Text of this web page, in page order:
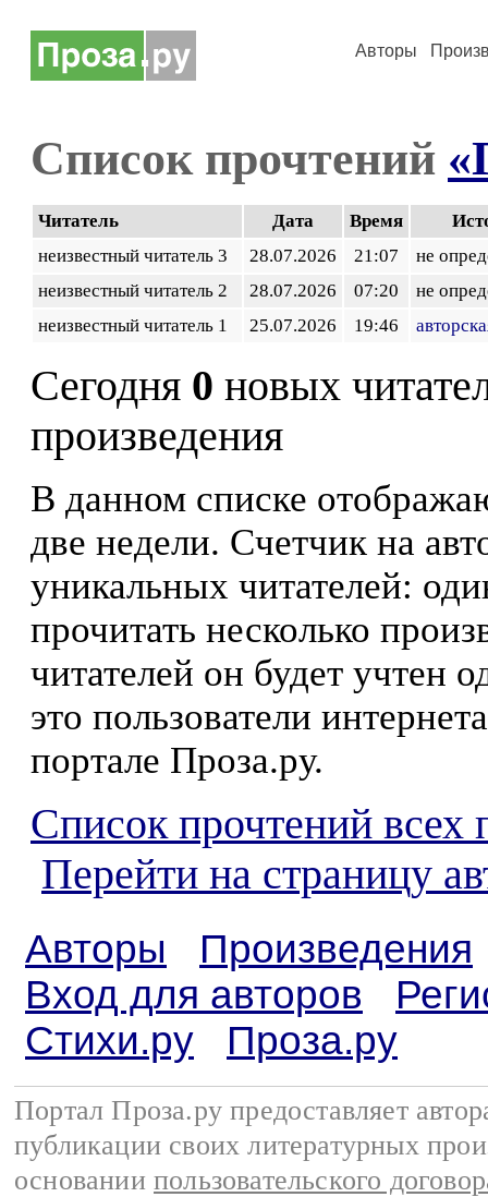
Авторы
Список прочтений
Читатель Дата Время
неизвестный читатель 3
28.07.2026 21:07
не
неизвестный читатель 2
28.07.2026 07:20
не
неизвестный читатель 1
25.07.2026 19:46
Сегодня 0 новых
произведения
В данном списке
две недели. Счетчик на
уникальных читателей:
прочитать несколько
читателей он будет учтен
это пользователи
портале Проза.ру.
Список прочтений всех
Перейти на страницу
Авторы
Произведения
Вход для авторов
Стихи.ру
Проза.ру
Портал Проза.ру предоставляет
публикации своих литературных
основании пользовательского